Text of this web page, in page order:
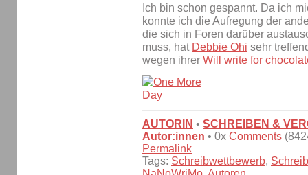
Ich bin schon gespannt. Da ich
konnte ich die Aufregung der
die sich in Foren darüber
muss, hat Debbie Ohi sehr
wegen ihrer Will write for
AUTORIN • SCHREIBEN &
Autor:innen • 0x Comments
Permalink
Tags: Schreibwettbewerb,